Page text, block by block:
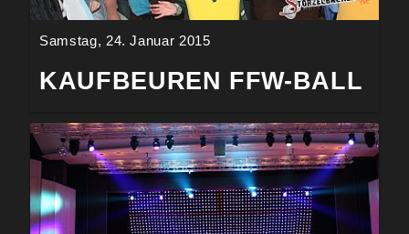
Samstag, 24. Januar 2015
KAUFBEUREN FFW-BALL